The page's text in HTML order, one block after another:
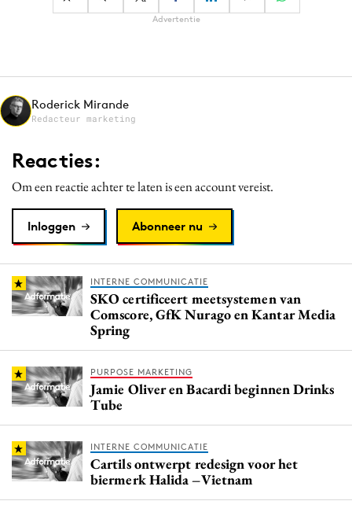
Influencer marketing
Media
Merkstrategie
PR
Purpose Marketing
Reputatie & crisis
Advertentie
Roderick Mirande
Redacteur marketing
Reacties:
Om een reactie achter te laten is een account vereist.
Inloggen Abonneer nu
INTERNE COMMUNICATIE
SKO certificeert meetsystemen van
Comscore, GfK Nurago en Kantar Media
Spring
PURPOSE MARKETING
Jamie Oliver en Bacardi beginnen Drinks
Tube
INTERNE COMMUNICATIE
Cartils ontwerpt redesign voor het
biermerk Halida –Vietnam